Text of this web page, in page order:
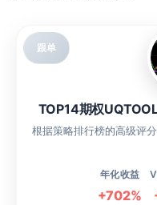
跟单
TOP14期权
根据策略排行榜的高级评
年化收益
+702%